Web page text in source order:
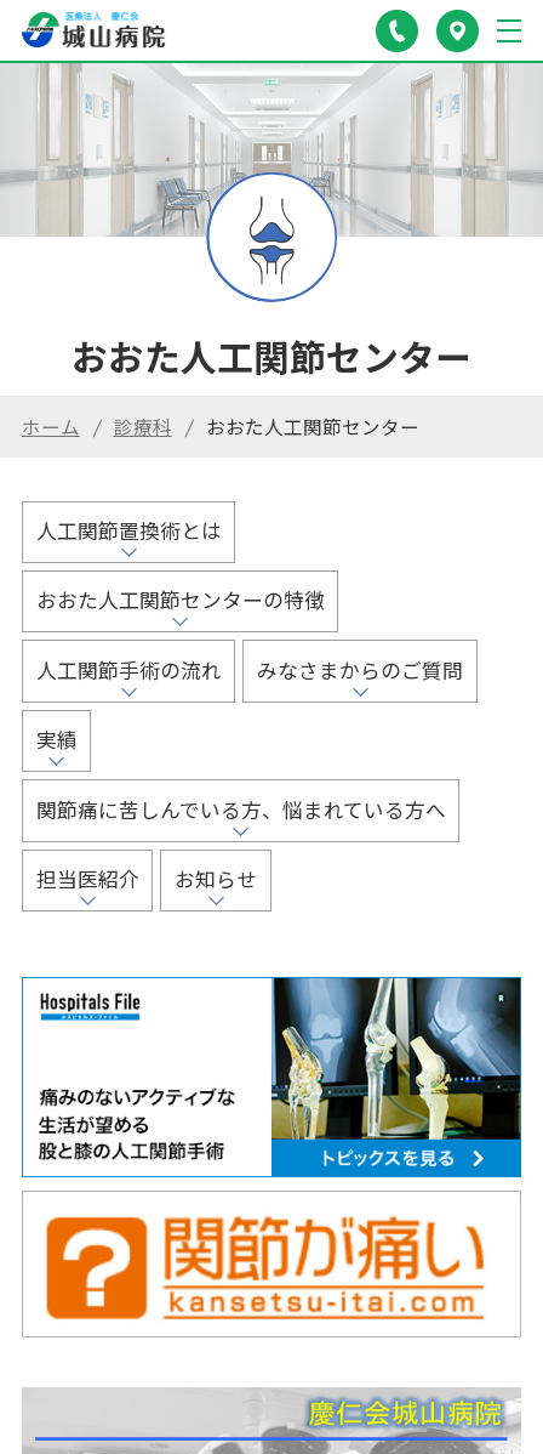
おおた人工関節センター
ホーム 診療科 おおた人工関節センター
人工関節置換術とは
おおた人工関節センターの特徴
人工関節手術の流れ みなさまからのご質問
実績
関節痛に苦しんでいる方、悩まれている方へ
担当医紹介 お知らせ